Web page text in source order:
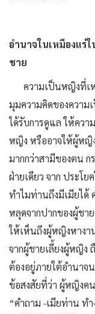
อำนาจในเหมืองแร่
ชาย
ความเป็นหญิงที่เห
มุมความคิดของควา
ได้รับการดูแล ให้คว
หญิง หรืออาจให้ผู้หญิ
มากกว่าสามีของตน
ฝ่ายเดียว จาก ประโ
ทำไมท่านถึงมีเมียได้
หลุดจากปากของผู้ชา
ให้เห็นถึงผู้หญิงหางา
จากผู้ชายเลี้ยงผู้หญิง
ต้องอยู่ภายใต้อำนาจ
ข้อสงสัยที่ว่า ผู้หญิงค
“คำถาม -เมียท่าน ท